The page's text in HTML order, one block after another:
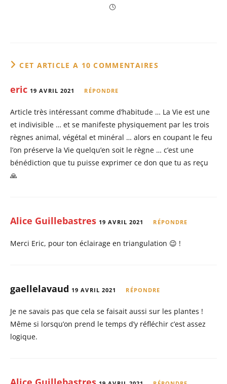
CET ARTICLE A 10 COMMENTAIRES
eric 19 AVRIL 2021 RÉPONDRE
Article très intéressant comme d’habitude … La Vie est une
et indivisible … et se manifeste physiquement par les trois
règnes animal, végétal et minéral … alors en coupant le feu
l’on préserve la Vie quelqu’en soit le règne … c’est une
bénédiction que tu puisse exprimer ce don que tu as reçu
🙏
Alice Guillebastres 19 AVRIL 2021 RÉPONDRE
Merci Eric, pour ton éclairage en triangulation 😉 !
gaellelavaud 19 AVRIL 2021 RÉPONDRE
Je ne savais pas que cela se faisait aussi sur les plantes !
Même si lorsqu’on prend le temps d’y réfléchir c’est assez
logique.